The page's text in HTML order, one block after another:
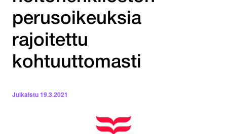
perusoikeuksia
rajoitettu
kohtuuttomasti
Julkaistu19.3.2021